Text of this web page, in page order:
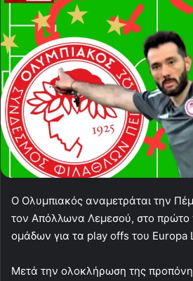
Ο Ολυμπιακός αναμετράται την
τον Απόλλωνα Λεμεσού, στο πρώτο
ομάδων για τα play offs του Europa
Μετά την ολοκλήρωση της